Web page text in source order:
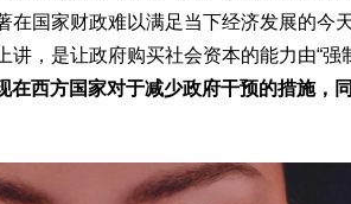
在国家财政难以满足当下经济发展的今
，是让政府购买社会资本的能力由“强
在西方国家对于减少政府干预的措施，